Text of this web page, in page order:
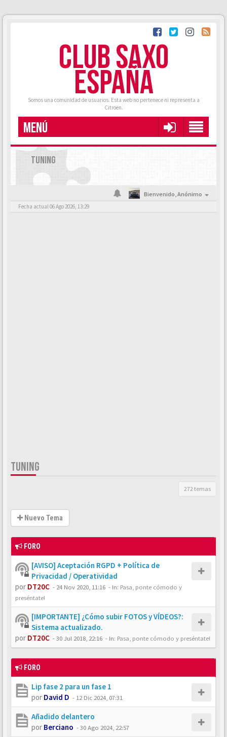
CLUB SAXO
ESPAÑA
Somos una comunidad de usuarios. Esta web no pertenece ni representa a
Citroën.
MENÚ
TUNING
Bienvenido,Anónimo
Fecha actual 06 Ago 2026, 13:29
TUNING
272 temas
Nuevo Tema
FORO
[AVISO] Aceptación RGPD + Política de
Privacidad / Operatividad
por DT20C - 24 Nov 2020, 11:16 - In: Pasa, ponte cómodo y
preséntate!
[IMPORTANTE] ¿Cómo subir FOTOS y VÍDEOS?:
Sistema actualizado.
por DT20C -30 Jul 2018, 22:16 - In: Pasa, ponte cómodo y preséntate!
FORO
Lip fase 2 para un fase 1
por David D - 12 Dic 2024, 07:31
Añadido delantero
por Berciano -30 Ago 2024, 22:57